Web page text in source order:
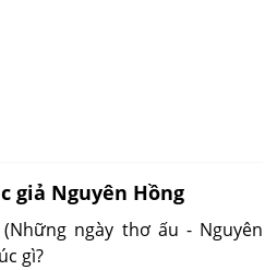
giả Nguyên Hồng
ngày thơ ấu - Nguyên
gì?